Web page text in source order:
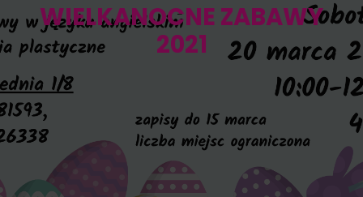
WIELKANOCNE ZABAWY
2021